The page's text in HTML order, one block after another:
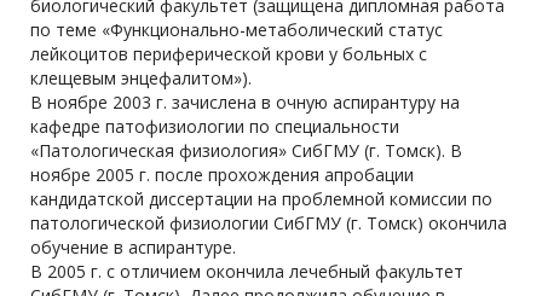
биологический факультет (защищена дипломная работа
по теме «Функционально-метаболический статус
лейкоцитов периферической крови у больных с
клещевым энцефалитом»).
В ноябре 2003 г. зачислена в очную аспирантуру на
кафедре патофизиологии по специальности
«Патологическая физиология» СибГМУ (г. Томск). В
ноябре 2005 г. после прохождения апробации
кандидатской диссертации на проблемной комиссии по
патологической физиологии СибГМУ (г. Томск) окончила
обучение в аспирантуре.
В 2005 г. с отличием окончила лечебный факультет